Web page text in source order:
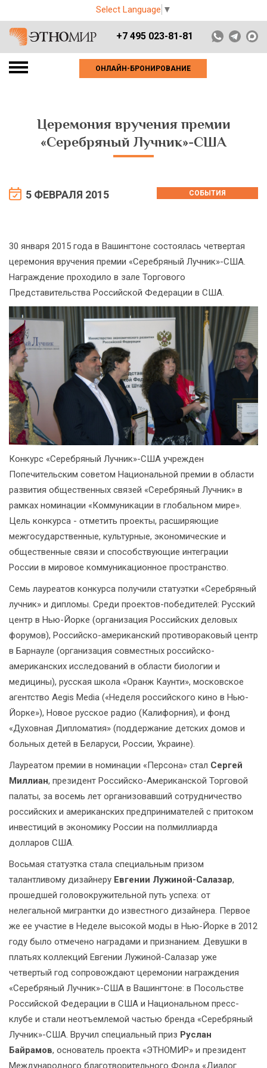
Select Language ▼
+7 495 023-81-81
ОНЛАЙН-БРОНИРОВАНИЕ
Церемония вручения премии
«Серебряный Лучник»-США
5 ФЕВРАЛЯ 2015 СОБЫТИЯ
30 января 2015 года в Вашингтоне состоялась четвертая
церемония вручения премии «Серебряный Лучник»-США.
Награждение проходило в зале Торгового
Представительства Российской Федерации в США.
Конкурс «Серебряный Лучник»-США учрежден
Попечительским советом Национальной премии в области
развития общественных связей «Серебряный Лучник» в
рамках номинации «Коммуникации в глобальном мире».
Цель конкурса - отметить проекты, расширяющие
межгосударственные, культурные, экономические и
общественные связи и способствующие интеграции
России в мировое коммуникационное пространство.
Семь лауреатов конкурса получили статуэтки «Серебряный
лучник» и дипломы. Среди проектов-победителей: Русский
центр в Нью-Йорке (организация Российских деловых
форумов), Российско-американский противораковый центр
в Барнауле (организация совместных российско-
американских исследований в области биологии и
медицины), русская школа «Оранж Каунти», московское
агентство Aegis Media («Неделя российского кино в Нью-
Йорке»), Новое русское радио (Калифорния), и фонд
«Духовная Дипломатия» (поддержание детских домов и
больных детей в Беларуси, России, Украине).
Лауреатом премии в номинации «Персона» стал Сергей
Миллиан, президент Российско-Американской Торговой
палаты, за восемь лет организовавший сотрудничество
российских и американских предпринимателей с притоком
инвестиций в экономику России на полмиллиарда
долларов США.
Восьмая статуэтка стала специальным призом
талантливому дизайнеру Евгении Лужиной-Салазар,
прошедшей головокружительной путь успеха: от
нелегальной мигрантки до известного дизайнера. Первое
же ее участие в Неделе высокой моды в Нью-Йорке в 2012
году было отмечено наградами и признанием. Девушки в
платьях коллекций Евгении Лужиной-Салазар уже
четвертый год сопровождают церемонии награждения
«Серебряный Лучник»-США в Вашингтоне: в Посольстве
Российской Федерации в США и Национальном пресс-
клубе и стали неотъемлемой частью бренда «Серебряный
Лучник»-США. Вручил специальный приз Руслан
Байрамов, основатель проекта «ЭТНОМИР» и президент
Международного благотворительного Фонда «Диалог